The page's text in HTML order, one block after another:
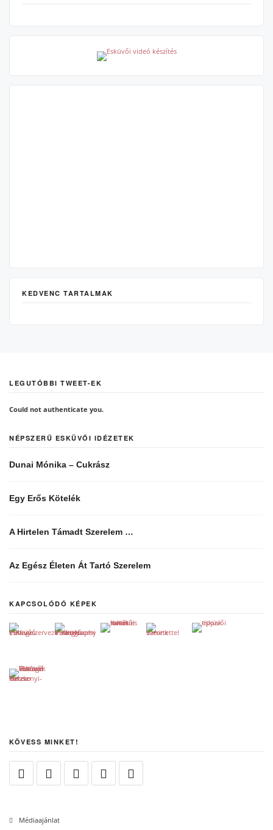
KEDVENC TARTALMAK
LEGUTÓBBI TWEET-EK
Could not authenticate you.
NÉPSZERŰ ESKÜVŐI IDÉZETEK
Dunai Mónika – Cukrász
Egy Erős Kötelék
A Hirtelen Támadt Szerelem …
Az Egész Életen Át Tartó Szerelem
KAPCSOLÓDÓ KÉPEK
KÖVESS MINKET!
Médiaajánlat